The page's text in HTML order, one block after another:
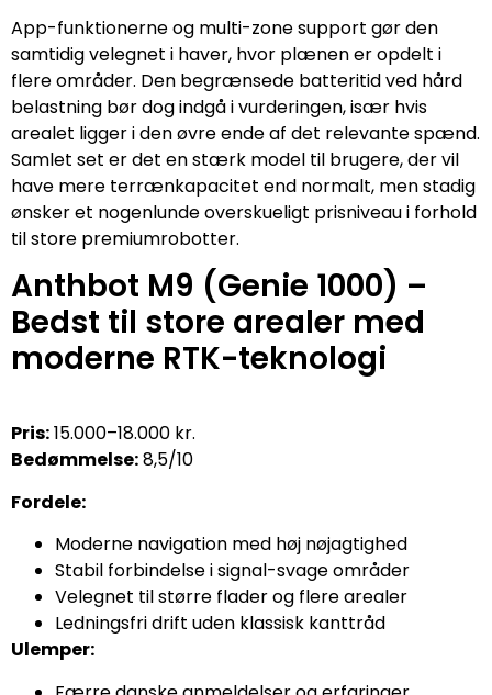
App-funktionerne og multi-zone support gør den
samtidig velegnet i haver, hvor plænen er opdelt i
flere områder. Den begrænsede batteritid ved hård
belastning bør dog indgå i vurderingen, især hvis
arealet ligger i den øvre ende af det relevante spænd.
Samlet set er det en stærk model til brugere, der vil
have mere terrænkapacitet end normalt, men stadig
ønsker et nogenlunde overskueligt prisniveau i forhold
til store premiumrobotter.
Anthbot M9 (Genie 1000) –
Bedst til store arealer med
moderne RTK-teknologi
Pris:15.000–18.000 kr.
Bedømmelse:8,5/10
Fordele:
Moderne navigation med høj nøjagtighed
Stabil forbindelse i signal-svage områder
Velegnet til større flader og flere arealer
Ledningsfri drift uden klassisk kanttråd
Ulemper: